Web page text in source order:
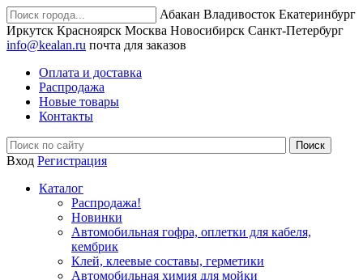
Абакан Владивосток Екатеринбург
Иркутск Красноярск Москва Новосибирск Санкт-Петербург
info@kealan.ru почта для заказов
Оплата и доставка
Распродажа
Новые товары
Контакты
Вход Регистрация
Каталог
Распродажа!
Новинки
Автомобильная гофра, оплетки для кабеля,
кембрик
Клей, клеевые составы, герметики
Автомобильная химия для мойки